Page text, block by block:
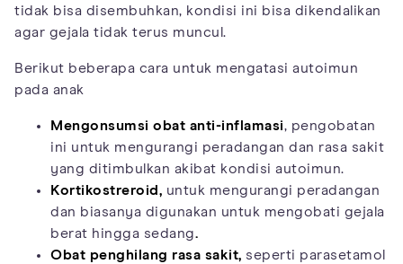
tidak bisa disembuhkan, kondisi ini bisa dikendalikan
agar gejala tidak terus muncul.
Berikut beberapa cara untuk mengatasi autoimun
pada anak
Mengonsumsi obat anti-inflamasi, pengobatan
ini untuk mengurangi peradangan dan rasa sakit
yang ditimbulkan akibat kondisi autoimun.
Kortikostreroid, untuk mengurangi peradangan
dan biasanya digunakan untuk mengobati gejala
berat hingga sedang.
Obat penghilang rasa sakit, seperti parasetamol